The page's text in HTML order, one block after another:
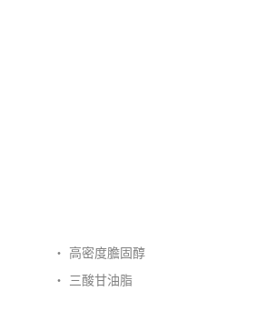
‧ 高密度膽固醇
‧ 三酸甘油脂